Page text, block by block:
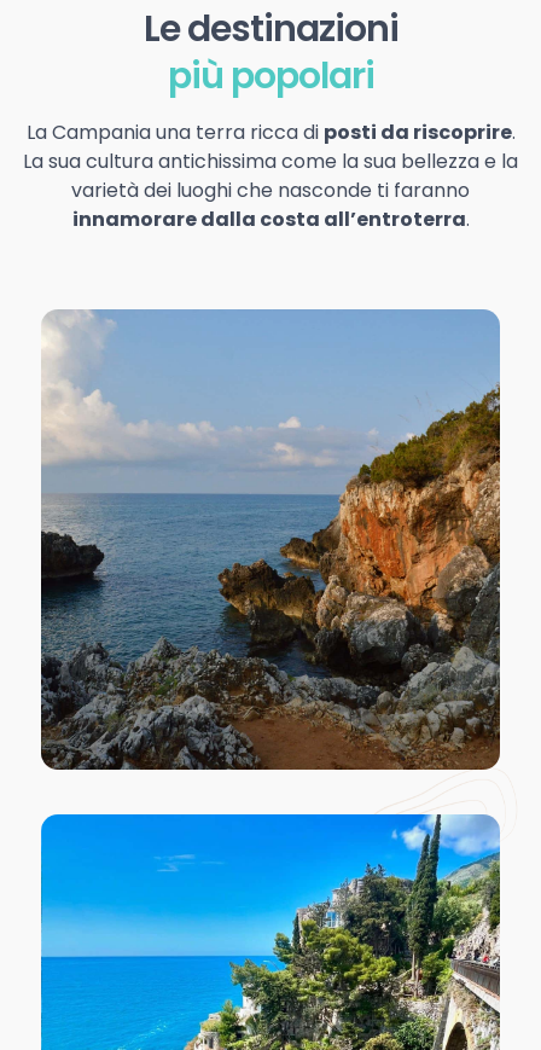
Le destinazioni
più popolari
La Campania una terra ricca di posti da riscoprire.
La sua cultura antichissima come la sua bellezza e la
varietà dei luoghi che nasconde ti faranno
innamorare dalla costa all’entroterra.